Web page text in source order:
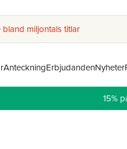
miljontals titlar
AnteckningErbjudandenNyheter
15%